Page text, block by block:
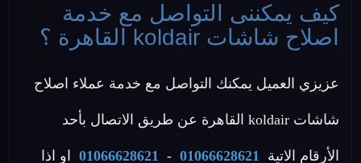
كيف يمكننى التواصل مع خدمة
اصلاح شاشات koldair القاهرة ؟
عزيزي العميل يمكنك التواصل مع خدمة عملاء اصلاح
شاشات koldair القاهرة عن طريق الاتصال بأحد
الأرقام الاتية 01066628621
-
01066628621 او اذا